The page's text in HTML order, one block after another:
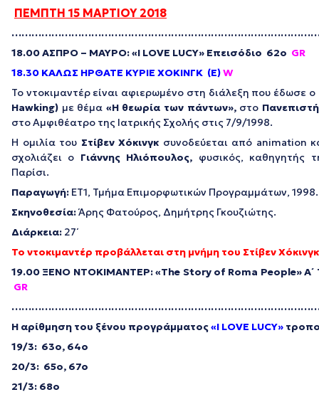
ΠΕΜΠΤΗ 15 ΜΑΡΤΙΟΥ 2018
18.00 ΑΣΠΡΟ – ΜΑΥΡΟ: «I LOVE LUCY» Επεισόδιο 62ο GR
18.30 ΚΑΛΩΣ ΗΡΘΑΤΕ ΚΥΡΙΕ ΧΟΚΙΝΓΚ (Ε)W
Το ντοκιμαντέρ είναι αφιερωμένο στη διάλεξη που έδωσε ο
Hawking) με θέμα «Η θεωρία των πάντων»,στο
στο Αμφιθέατρο της Ιατρικής Σχολής στις 7/9/1998.
Η ομιλία του Στίβεν Χόκινγκ συνοδεύεται από animation
σχολιάζει ο Γιάννης Ηλιόπουλος, φυσικός, καθηγητής
Παρίσι.
Παραγωγή: ΕΤ1, Τμήμα Επιμορφωτικών Προγραμμάτων, 1998.
Σκηνοθεσία:Άρης Φατούρος, Δημήτρης Γκουζιώτης.
Διάρκεια: 27΄
Το ντοκιμαντέρ προβάλλεται στη μνήμη του Στίβεν
19.00 ΞΕΝΟ ΝΤΟΚΙΜΑΝΤΕΡ: «The Story of Roma People»
GR
Η αρίθμηση του ξένου προγράμματος«I LOVE LUCY»
19/3: 63o, 64o
20/3: 65o, 67o
21/3: 68o